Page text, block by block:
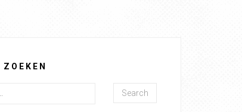
ZOEKEN
Search